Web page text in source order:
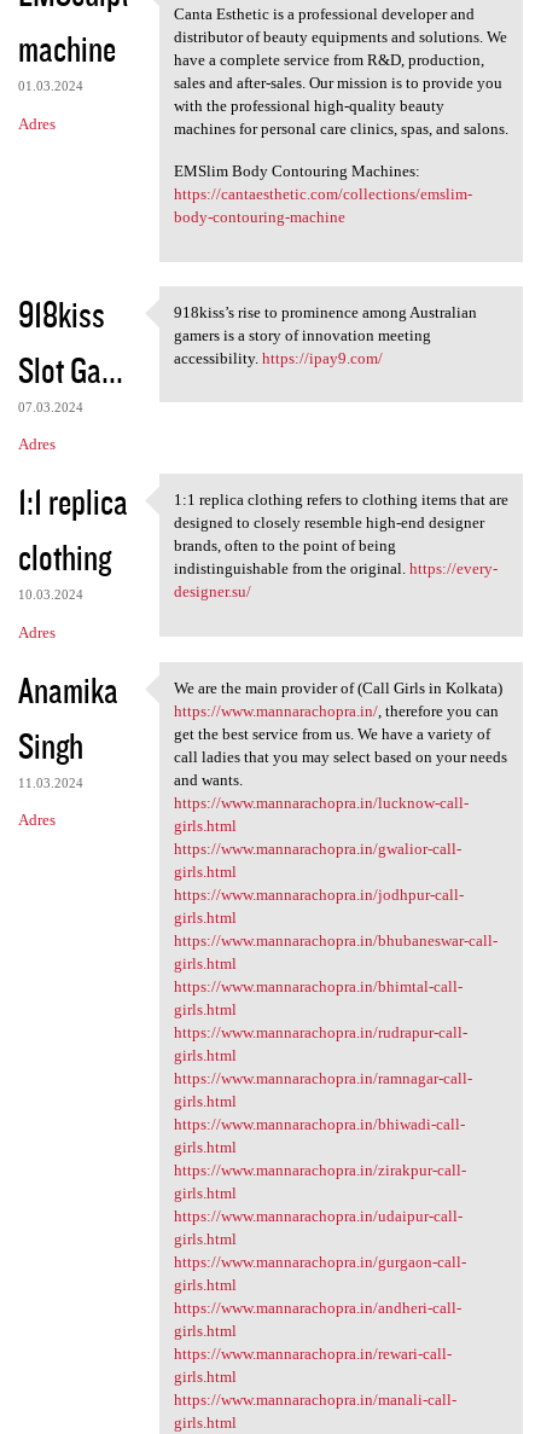
machine
01.03.2024
Adres
ABOUT CANTA ESTHETIC
Canta Esthetic is a professional developer and
distributor of beauty equipments and solutions. We
have a complete service from R&D, production,
sales and after-sales. Our mission is to provide you
with the professional high-quality beauty
machines for personal care clinics, spas, and salons.
EMSlim Body Contouring Machines:
https://cantaesthetic.com/collections/emslim-
body-contouring-machine
918kiss
Slot Ga...
07.03.2024
Adres
918kiss’s rise to prominence
918kiss’s rise to prominence among Australian
gamers is a story of innovation meeting
accessibility. https://ipay9.com/
1:1 replica
clothing
10.03.2024
Adres
1:1 replica clothing refers
1:1 replica clothing refers to clothing items that are
designed to closely resemble high-end designer
brands, often to the point of being
indistinguishable from the original. https://every-
designer.su/
Anamika
Singh
11.03.2024
Adres
We are the main provider of
We are the main provider of (Call Girls in Kolkata)
https://www.mannarachopra.in/, therefore you can
get the best service from us. We have a variety of
call ladies that you may select based on your needs
and wants.
https://www.mannarachopra.in/lucknow-call-
girls.html
https://www.mannarachopra.in/gwalior-call-
girls.html
https://www.mannarachopra.in/jodhpur-call-
girls.html
https://www.mannarachopra.in/bhubaneswar-call-
girls.html
https://www.mannarachopra.in/bhimtal-call-
girls.html
https://www.mannarachopra.in/rudrapur-call-
girls.html
https://www.mannarachopra.in/ramnagar-call-
girls.html
https://www.mannarachopra.in/bhiwadi-call-
girls.html
https://www.mannarachopra.in/zirakpur-call-
girls.html
https://www.mannarachopra.in/udaipur-call-
girls.html
https://www.mannarachopra.in/gurgaon-call-
girls.html
https://www.mannarachopra.in/andheri-call-
girls.html
https://www.mannarachopra.in/rewari-call-
girls.html
https://www.mannarachopra.in/manali-call-
girls.html